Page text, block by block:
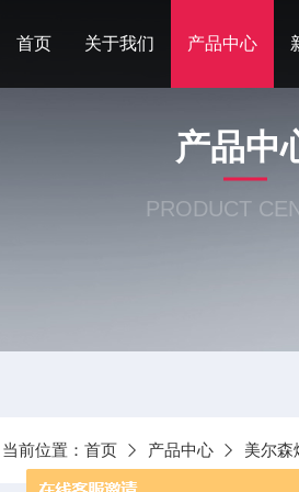
首页 关于我们 产品中心
产品中
PRODUCT
当前位置： 首页 产品中心 美尔森